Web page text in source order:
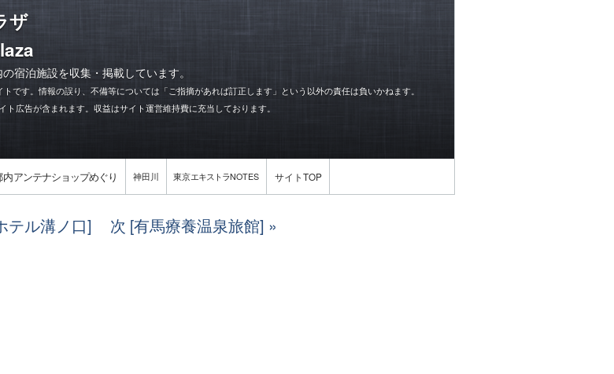
ザ
宿泊施設を収集・掲載しています。
です。情報の誤り、不備等については「ご指摘があれば訂正します」という以外の責任は負いかねます。
広告が含まれます。収益はサイト運営維持費に充当しております。
内アンテナショップめぐり 神田川 東京エキストラNOTES サイトTOP
テル溝ノ口] 次 [有馬療養温泉旅館]